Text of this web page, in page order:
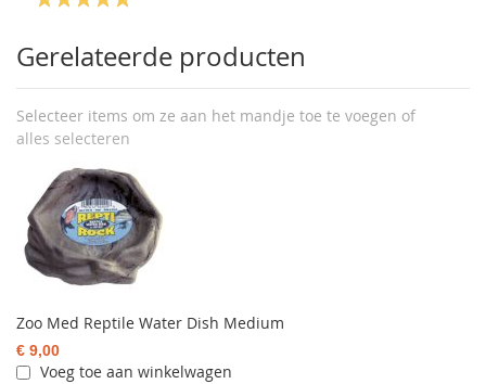
Gerelateerde producten
Selecteer items om ze aan het mandje toe te voegen of
alles selecteren
Zoo Med Reptile Water Dish Medium
€ 9,00
Voeg toe aan winkelwagen